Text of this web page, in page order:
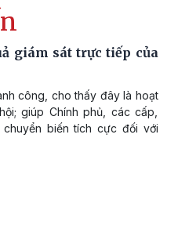
giám sát trực tiếp của
công, cho thấy đây là hoạt
giúp Chính phủ, các cấp,
biến tích cực đối với